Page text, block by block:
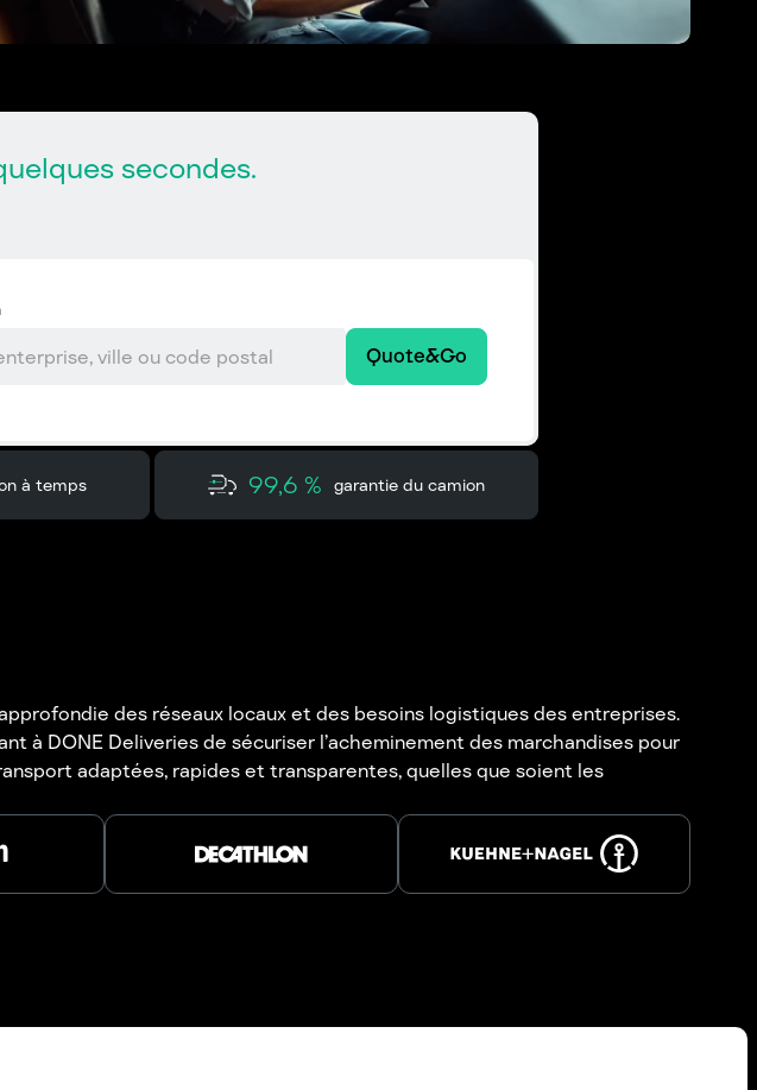
secondes.
Quote&Go
à temps 99,6 % garantie du camion
des réseaux locaux et des besoins logistiques des entreprises.
à DONE Deliveries de sécuriser l’acheminement des marchandises pour
adaptées, rapides et transparentes, quelles que soient les